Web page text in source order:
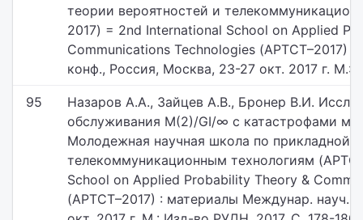
теории вероятностей и
2017) = 2nd International School on Applied
Communications Technologies (АPTCT–2017)
конф., Россия, Москва, 23-27 окт. 2017 г. М.:
95
Назаров А.А., Зайцев А.В., Бронер В.И.
обслуживания M(2)/GI/∞ с катастрофами
Молодежная научная школа по прикладной
телекоммуникационным технологиям
School on Applied Probability Theory &
(АPTCT–2017) : материалы Междунар. науч.